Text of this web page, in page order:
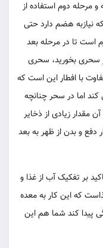
سپس امساک به مدت ۲۰دقیقه و مرحله دوم استفاده از
نیازبه هضم دارد حتی
فاصله لازم است تا در مرحله بعد
شود.به این ترتیب شما باید ۲بار سحری بخورید، سحری
با افطار این است که
اما در سحر چنانچه
مقدار زیادی از ذخایر
و بدن از ظهر به بعد
بر تفکیک آب از غذا و
غذاست که این کار به معده
پیدا کند شما هم این